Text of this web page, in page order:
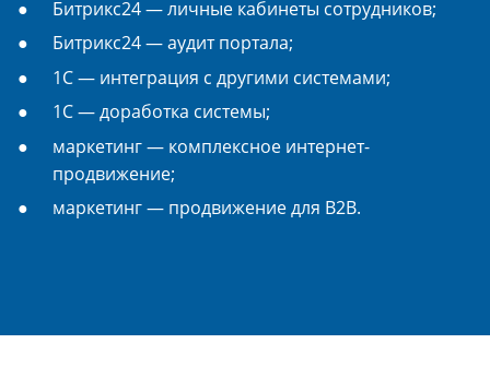
Битрикс24 — личные кабинеты сотрудников;
Битрикс24 — аудит портала;
1С — интеграция с другими системами;
1С — доработка системы;
маркетинг — комплексное интернет-
продвижение;
маркетинг — продвижение для B2B.